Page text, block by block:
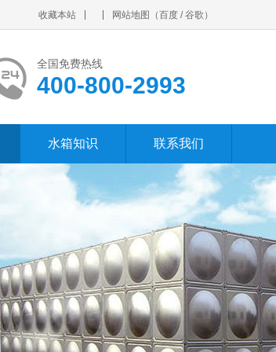
收藏本站 网站地图 （百度 /谷歌 ）
全国免费热线
400-800-2993
水箱知识 联系我们